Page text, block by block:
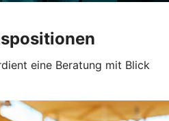
eine Beratung mit Blick